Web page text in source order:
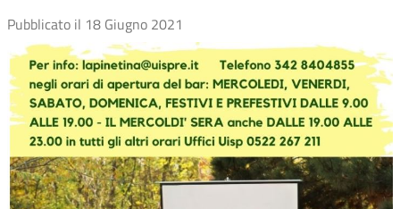
Pubblicato il 18 Giugno 2021